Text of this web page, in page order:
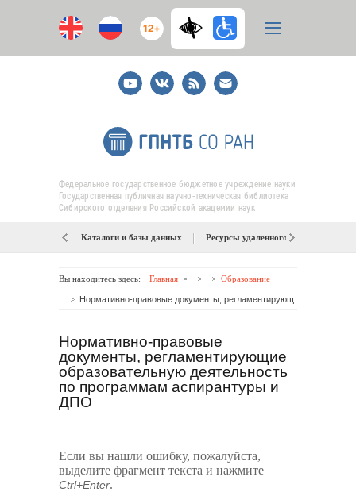
12+
YoutubeВКонтакте
RSS
E-
mail
Федеральное государственное бюджетное учреждение науки
Государственная публичная научно-техническая библиотека
Сибирского отделения Российской академии наук
Каталоги и базы данных Ресурсы удаленного доступа
Вы находитесь здесь: Главная Образование
Нормативно-правовые
документы, регламентирующие
образовательную деятельность
по программам аспирантуры и
ДПО
Если вы нашли ошибку, пожалуйста,
выделите фрагмент текста и нажмите
Ctrl+Enter.